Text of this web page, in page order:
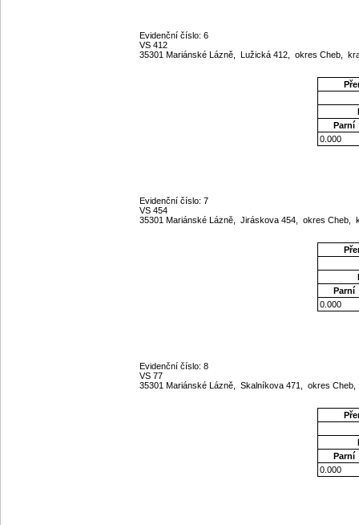
Evidenční číslo: 6
VS 412
35301 Mariánské Lázně, Lužická 412, okres Cheb,
Parní
0.000
Evidenční číslo: 7
VS 454
35301 Mariánské Lázně, Jiráskova 454, okres Cheb,
Parní
0.000
Evidenční číslo: 8
VS 77
35301 Mariánské Lázně, Skalníkova 471, okres
Parní
0.000